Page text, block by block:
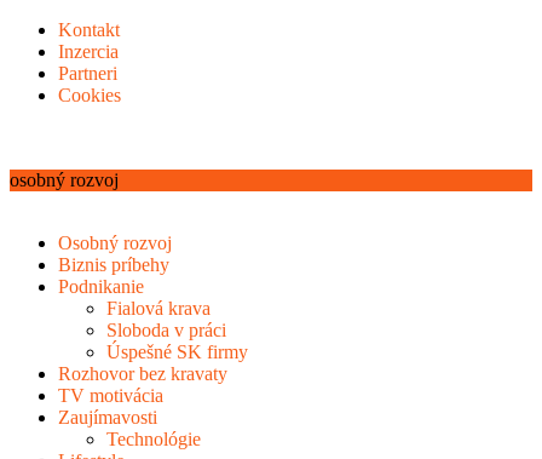
Kontakt
Inzercia
Partneri
Cookies
osobný rozvoj
Osobný rozvoj
Biznis príbehy
Podnikanie
Fialová krava
Sloboda v práci
Úspešné SK firmy
Rozhovor bez kravaty
TV motivácia
Zaujímavosti
Technológie